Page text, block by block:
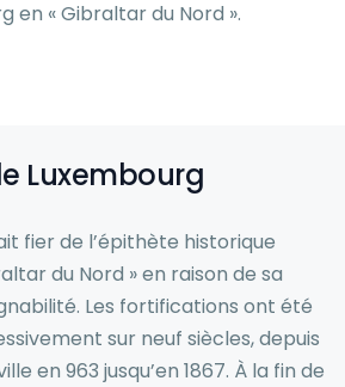
en « Gibraltar du Nord ».
Luxembourg
fier de l’épithète historique
du Nord » en raison de sa
Les fortifications ont été
sur neuf siècles, depuis
en 963 jusqu’en 1867. À la fin de